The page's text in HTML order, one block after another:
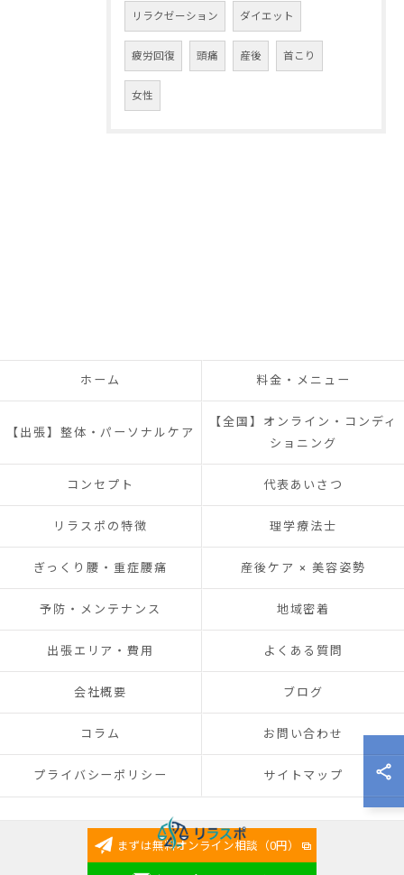
リラクゼーション ダイエット
疲労回復 頭痛 産後 首こり
女性
まずは無料オンライン相談（0円）
ホーム 料金・メニュー
【出張】整体・パーソナルケア
【全国】オンライン・コンディ
ショニング
コンセプト 代表あいさつ
リラスポの特徴 理学療法士
ぎっくり腰・重症腰痛 産後ケア × 美容姿勢
予防・メンテナンス 地域密着
出張エリア・費用 よくある質問
会社概要 ブログ
コラム お問い合わせ
プライバシーポリシー サイトマップ